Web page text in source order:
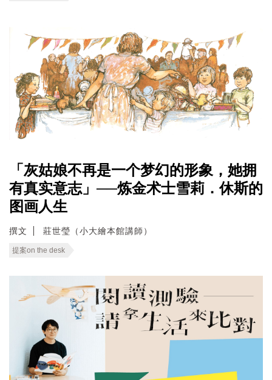
「灰姑娘不再是一个梦幻的形象，她拥
有真实意志」──炼金术士雪莉．休斯的
图画人生
撰文 莊世瑩（小大繪本館講師）
提案on the desk